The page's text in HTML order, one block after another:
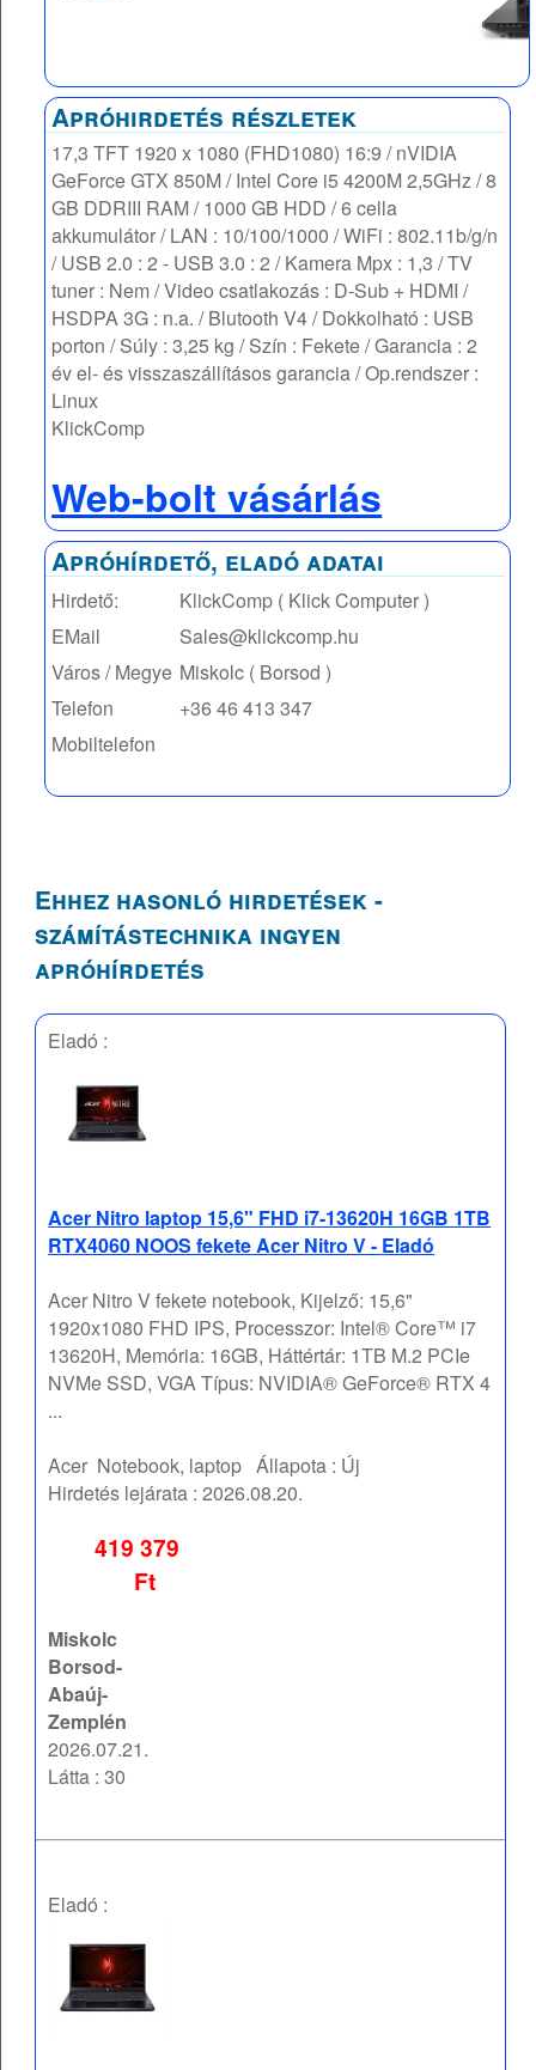
Apróhirdetés részletek
17,3 TFT 1920 x 1080 (FHD1080) 16:9 / nVIDIA
GeForce GTX 850M / Intel Core i5 4200M 2,5GHz / 8
GB DDRIII RAM / 1000 GB HDD / 6 cella
akkumulátor / LAN : 10/100/1000 / WiFi : 802.11b/g/n
/ USB 2.0 : 2 - USB 3.0 : 2 / Kamera Mpx : 1,3 / TV
tuner : Nem / Video csatlakozás : D-Sub + HDMI /
HSDPA 3G : n.a. / Blutooth V4 / Dokkolható : USB
porton / Súly : 3,25 kg / Szín : Fekete / Garancia : 2
év el- és visszaszállításos garancia / Op.rendszer :
Linux
KlickComp
Web-bolt vásárlás
Apróhírdető, eladó adatai
Hirdető:
KlickComp ( Klick Computer )
EMail
Sales@klickcomp.hu
Város / Megye Miskolc ( Borsod )
Telefon
+36 46 413 347
Mobiltelefon
Ehhez hasonló hirdetések -
számítástechnika ingyen
apróhírdetés
Eladó :
Acer Nitro laptop 15,6" FHD i7-13620H 16GB 1TB
RTX4060 NOOS fekete Acer Nitro V - Eladó
Acer Nitro V fekete notebook, Kijelző: 15,6"
1920x1080 FHD IPS, Processzor: Intel® Core™ i7
13620H, Memória: 16GB, Háttértár: 1TB M.2 PCIe
NVMe SSD, VGA Típus: NVIDIA® GeForce® RTX 4
...
Acer Notebook, laptop Állapota : Új
Hirdetés lejárata :2026.08.20.
419 379
Ft
Miskolc
Borsod-
Abaúj-
Zemplén
2026.07.21.
Látta : 30
Eladó :